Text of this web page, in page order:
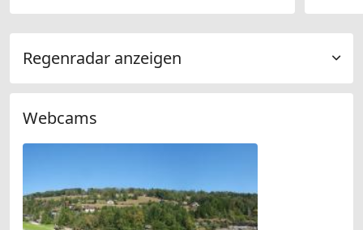
Regenradar anzeigen
Webcams